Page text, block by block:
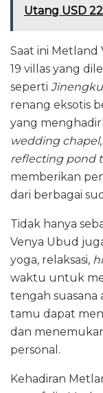
Utang USD
Saat ini Metland
19 villas yang
seperti
renang eksotis
yang
wedding chapel,
reflecting pond
memberikan
dari berbagai
Tidak hanya
Venya Ubud
yoga, relaksasi,
waktu untuk
tengah suasana
tamu dapat
dan
personal.
Kehadiran